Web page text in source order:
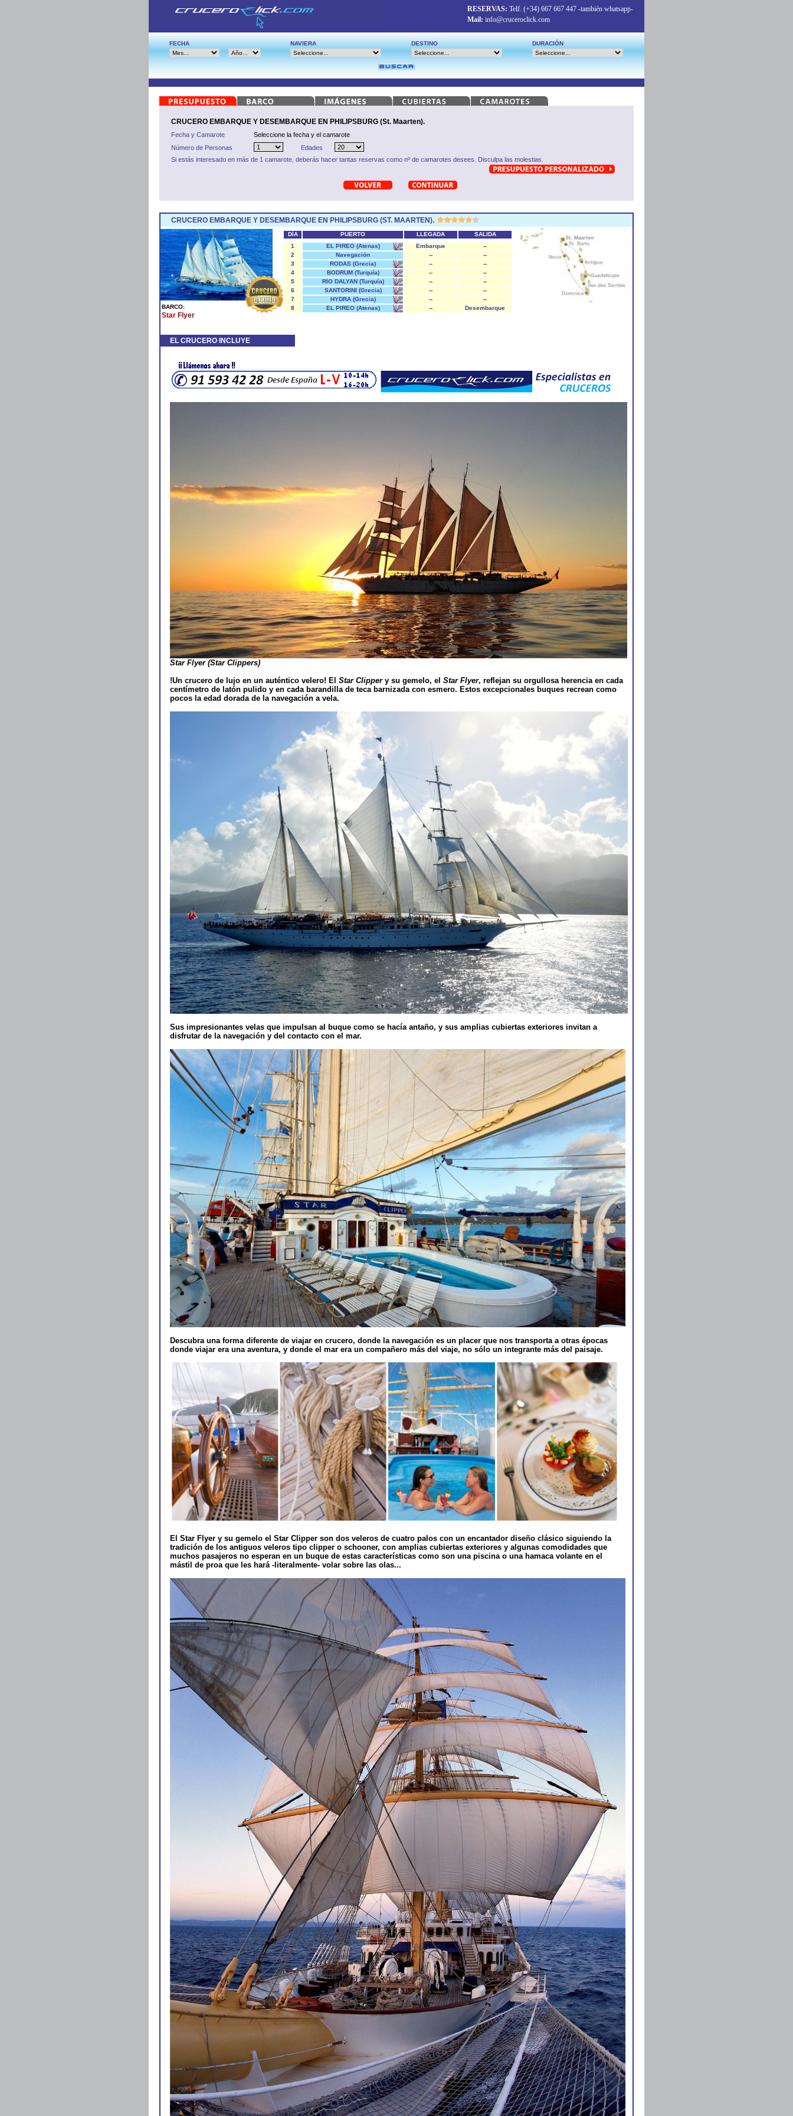
RESERVAS: Telf. (+34) 667 667 447 -también whatsapp-
Mail: info@cruceroclick.com
FECHA NAVIERA DESTINO DURACIÓN
CRUCERO EMBARQUE Y DESEMBARQUE EN PHILIPSBURG (St. Maarten).
Fecha y Camarote
Seleccione la fecha y el camarote
Número de Personas
Edades
Si estás interesado en más de 1 camarote, deberás hacer tantas reservas como nº de camarotes desees. Disculpa las molestias.
CRUCERO EMBARQUE Y DESEMBARQUE EN PHILIPSBURG (ST. MAARTEN).
BARCO:
Star Flyer
DÍA PUERTO LLEGADA
SALIDA
1
EL PIREO (Atenas) Embarque
--
2
Navegación --
--
3
RODAS (Grecia) --
--
4
BODRUM (Turquía) --
--
5
RÍO DALYAN (Turquía) --
--
6
SANTORINI (Grecia) --
--
7
HYDRA (Grecia) --
--
8
EL PIREO (Atenas) -- Desembarque
EL CRUCERO INCLUYE
Star Flyer (Star Clippers)
!Un crucero de lujo en un auténtico velero! El Star Clippery su gemelo, el Star Flyer, reflejan su orgullosa herencia en cada
centímetro de latón pulido y en cada barandilla de teca barnizada con esmero. Estos excepcionales buques recrean como
pocos la edad dorada de la navegación a vela.
Sus impresionantes velas que impulsan al buque como se hacía antaño, y sus amplias cubiertas exteriores invitan a
disfrutar de la navegación y del contacto con el mar.
Descubra una forma diferente de viajar en crucero, donde la navegación es un placer que nos transporta a otras épocas
donde viajar era una aventura, y donde el mar era un compañero más del viaje, no sólo un integrante más del paisaje.
El Star Flyer y su gemelo el Star Clipper son dos veleros de cuatro palos con un encantador diseño clásico siguiendo la
tradición de los antiguos veleros tipo clipper o schooner, con amplias cubiertas exteriores y algunas comodidades que
muchos pasajeros no esperan en un buque de estas características como son una piscina o una hamaca volante en el
mástil de proa que les hará -literalmente- volar sobre las olas...